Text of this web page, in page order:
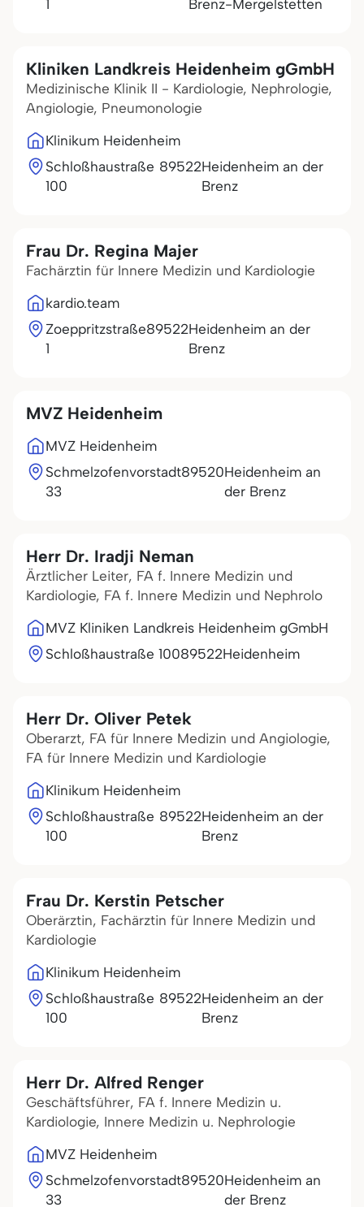
1
Brenz-Mergelstetten
Kliniken Landkreis Heidenheim gGmbH
Medizinische Klinik II - Kardiologie, Nephrologie,
Angiologie, Pneumonologie
Klinikum Heidenheim
Schloßhaustraße
100
89522Heidenheim an der
Brenz
Frau Dr. Regina Majer
Fachärztin für Innere Medizin und Kardiologie
kardio.team
Zoeppritzstraße
1
89522Heidenheim an der
Brenz
MVZ Heidenheim
MVZ Heidenheim
Schmelzofenvorstadt
33
89520Heidenheim an
der Brenz
Herr Dr. Iradji Neman
Ärztlicher Leiter, FA f. Innere Medizin und
Kardiologie, FA f. Innere Medizin und Nephrolo
MVZ Kliniken Landkreis Heidenheim gGmbH
Schloßhaustraße 10089522Heidenheim
Herr Dr. Oliver Petek
Oberarzt, FA für Innere Medizin und Angiologie,
FA für Innere Medizin und Kardiologie
Klinikum Heidenheim
Schloßhaustraße
100
89522Heidenheim an der
Brenz
Frau Dr. Kerstin Petscher
Oberärztin, Fachärztin für Innere Medizin und
Kardiologie
Klinikum Heidenheim
Schloßhaustraße
100
89522Heidenheim an der
Brenz
Herr Dr. Alfred Renger
Geschäftsführer, FA f. Innere Medizin u.
Kardiologie, Innere Medizin u. Nephrologie
MVZ Heidenheim
Schmelzofenvorstadt
33
89520Heidenheim an
der Brenz